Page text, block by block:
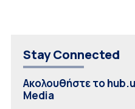
Stay Connected
Ακολουθήστε το
Media